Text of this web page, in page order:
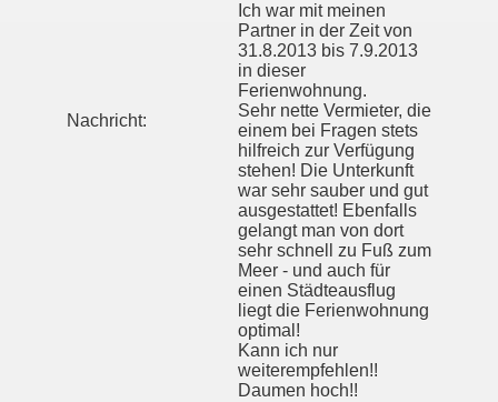
Nachricht:
Ich war mit meinen
Partner in der Zeit von
31.8.2013 bis 7.9.2013
in dieser
Ferienwohnung.
Sehr nette Vermieter, die
einem bei Fragen stets
hilfreich zur Verfügung
stehen! Die Unterkunft
war sehr sauber und gut
ausgestattet! Ebenfalls
gelangt man von dort
sehr schnell zu Fuß zum
Meer - und auch für
einen Städteausflug
liegt die Ferienwohnung
optimal!
Kann ich nur
weiterempfehlen!!
Daumen hoch!!